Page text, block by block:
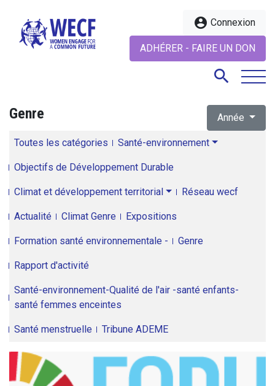
account_circle Connexion
ADHÉRER - FAIRE UN DON
search
Genre Année
Toutes les catégories Santé-environnement
Objectifs de Développement Durable
Climat et développement territorial Réseau wecf
Actualité Climat Genre Expositions
Formation santé environnementale - Genre
Rapport d'activité
Santé-environnement-Qualité de l'air -santé enfants-
santé femmes enceintes
Santé menstruelle Tribune ADEME